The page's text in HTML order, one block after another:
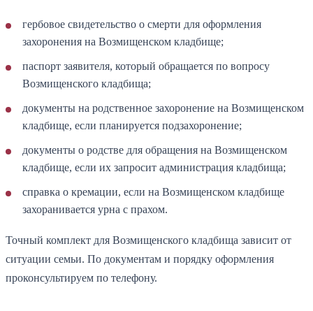
гербовое свидетельство о смерти для оформления
захоронения на Возмищенском кладбище;
паспорт заявителя, который обращается по вопросу
Возмищенского кладбища;
документы на родственное захоронение на Возмищенском
кладбище, если планируется подзахоронение;
документы о родстве для обращения на Возмищенском
кладбище, если их запросит администрация кладбища;
справка о кремации, если на Возмищенском кладбище
захоранивается урна с прахом.
Точный комплект для Возмищенского кладбища зависит от
ситуации семьи. По документам и порядку оформления
проконсультируем по телефону.